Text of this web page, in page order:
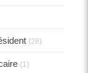
(28)
(1)